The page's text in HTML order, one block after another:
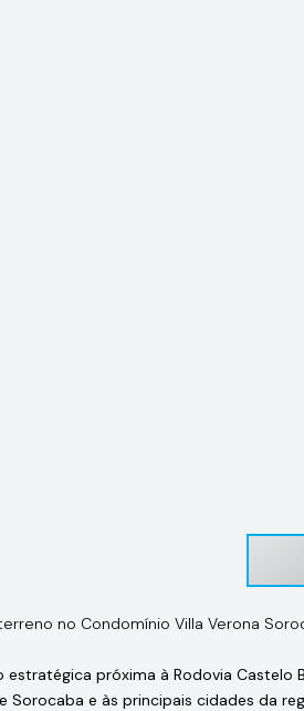
no Condomínio Villa Verona
estratégica próxima à Rodovia Castelo
Sorocaba e às principais cidades da